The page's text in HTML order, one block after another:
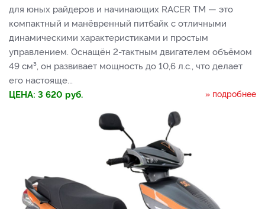
для юных райдеров и начинающих RACER TM — это
компактный и манёвренный питбайк с отличными
динамическими характеристиками и простым
управлением. Оснащён 2-тактным двигателем объёмом
49 см³, он развивает мощность до 10,6 л.с., что делает
его настояще...
ЦЕНА: 3 620 руб. » подробнее